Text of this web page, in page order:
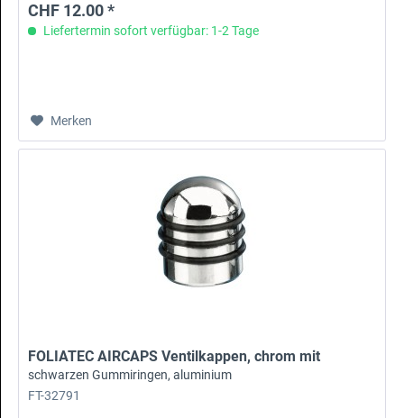
CHF 12.00 *
Liefertermin sofort verfügbar: 1-2 Tage
Merken
FOLIATEC AIRCAPS Ventilkappen, chrom mit
schwarzen Gummiringen, aluminium
FT-32791